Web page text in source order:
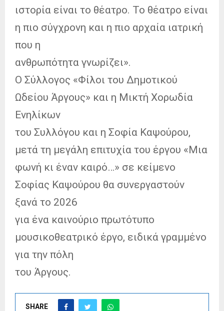
ιστορία είναι το θέατρο. Το θέατρο είναι
η πιο σύγχρονη και η πιο αρχαία ιατρική
που η
ανθρωπότητα γνωρίζει».
Ο Σύλλογος «Φίλοι του Δημοτικού
Ωδείου Άργους» και η Μικτή Χορωδία
Ενηλίκων
του Συλλόγου και η Σοφία Καψούρου,
μετά τη μεγάλη επιτυχία του έργου «Μια
φωνή κι έναν καιρό…» σε κείμενο
Σοφίας Καψούρου θα συνεργαστούν
ξανά το 2026
για ένα καινούριο πρωτότυπο
μουσικοθεατρικό έργο, ειδικά γραμμένο
για την πόλη
του Άργους.
SHARE